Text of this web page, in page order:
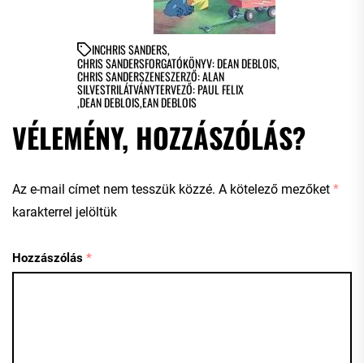
INCHRIS SANDERS,
CHRIS SANDERSFORGATÓKÖNYV: DEAN DEBLOIS,
CHRIS SANDERSZENESZERZŐ: ALAN
SILVESTRILÁTVÁNYTERVEZŐ: PAUL FELIX
,DEAN DEBLOIS,EAN DEBLOIS
VÉLEMÉNY, HOZZÁSZÓLÁS?
Az e-mail címet nem tesszük közzé. A kötelező mezőket *
karakterrel jelöltük
Hozzászólás *